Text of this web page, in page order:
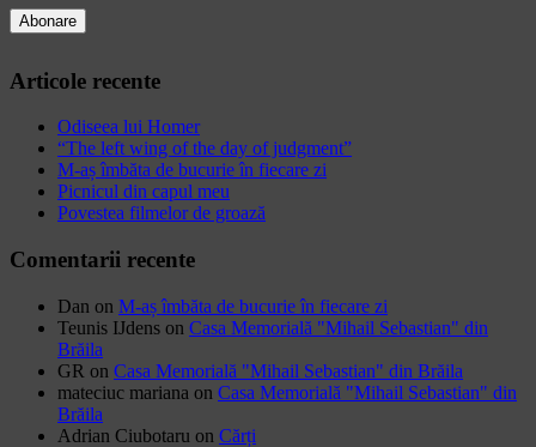
Articole recente
Odiseea lui Homer
“The left wing of the day of judgment”
M-aș îmbăta de bucurie în fiecare zi
Picnicul din capul meu
Povestea filmelor de groază
Comentarii recente
Dan on M-aș îmbăta de bucurie în fiecare zi
Teunis IJdens on Casa Memorială "Mihail Sebastian" din
Brăila
GR on Casa Memorială "Mihail Sebastian" din Brăila
mateciuc mariana on Casa Memorială "Mihail Sebastian" din
Brăila
Adrian Ciubotaru on Cărți